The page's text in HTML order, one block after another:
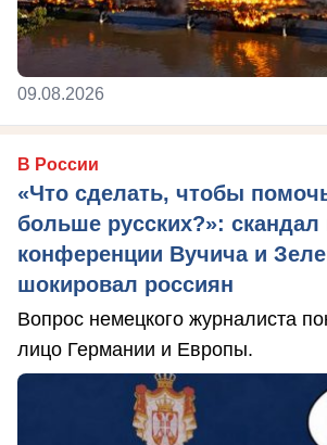
09.08.2026
В России
«Что сделать, чтобы
больше русских?»: скандал
конференции Вучича и
шокировал россиян
Вопрос немецкого журналиста
лицо Германии и Европы.